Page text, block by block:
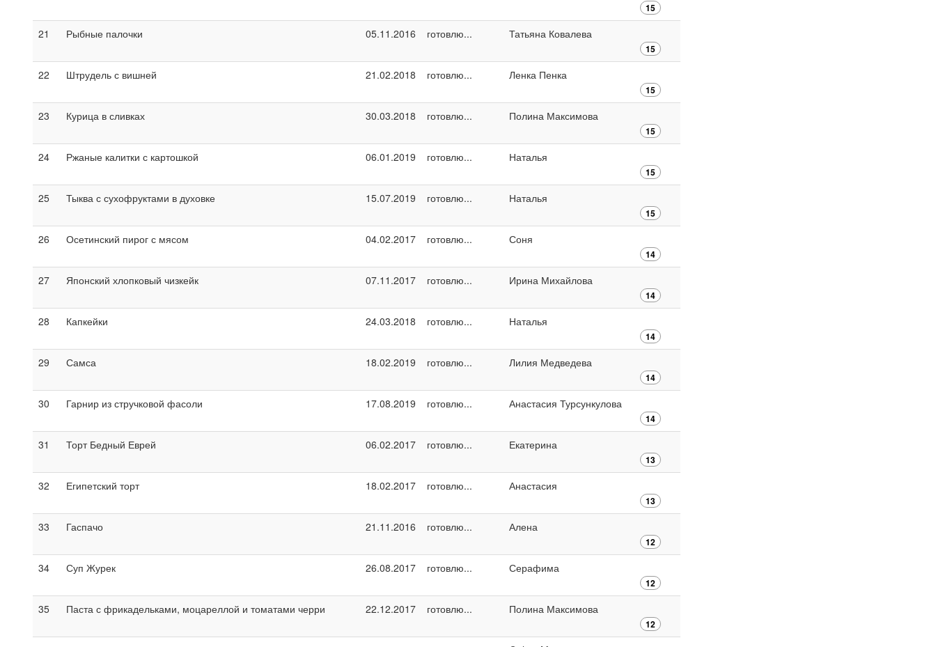
15
21 Рыбные палочки 05.11.2016 готовлю... Татьяна Ковалева
15
22 Штрудель с вишней 21.02.2018 готовлю... Ленка Пенка
15
23 Курица в сливках 30.03.2018 готовлю... Полина Максимова
15
24 Ржаные калитки с картошкой 06.01.2019 готовлю... Наталья
15
25 Тыква с сухофруктами в духовке 15.07.2019 готовлю... Наталья
15
26 Осетинский пирог с мясом 04.02.2017 готовлю... Соня
14
27 Японский хлопковый чизкейк 07.11.2017 готовлю... Ирина Михайлова
14
28 Капкейки 24.03.2018 готовлю... Наталья
14
29 Самса 18.02.2019 готовлю... Лилия Медведева
14
30 Гарнир из стручковой фасоли 17.08.2019 готовлю... Анастасия Турсункулова
14
31 Торт Бедный Еврей 06.02.2017 готовлю... Екатерина
13
32 Египетский торт 18.02.2017 готовлю... Анастасия
13
33 Гаспачо 21.11.2016 готовлю... Алена
12
34 Суп Журек 26.08.2017 готовлю... Серафима
12
35 Паста с фрикадельками, моцареллой и томатами черри 22.12.2017 готовлю... Полина Максимова
12